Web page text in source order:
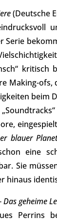
(Deutsche
Serie
kritisch
Making-ofs,
beim
blauer
eine
Sie
hinaus
geheime
Perrins